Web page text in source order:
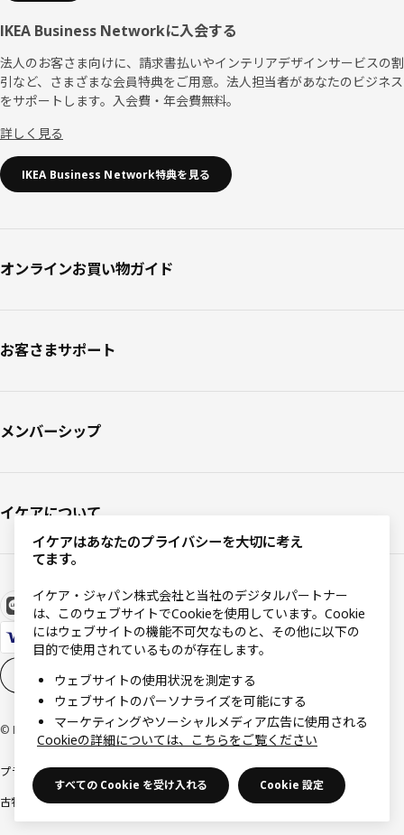
IKEA Business Networkに入会する
法人のお客さま向けに、請求書払いやインテリアデザインサービスの割
引など、さまざまな会員特典をご用意。法人担当者があなたのビジネス
をサポートします。入会費・年会費無料。
詳しく見る
IKEA Business Network特典を見る
オンラインお買い物ガイド
お客さまサポート
メンバーシップ
イケアについて
Cookieの設定 JA
© Inter IKEA Systems B.V 1999-2026
プライバシーポリシー利用規約Cookieポリシー
特定商取引法に基づく表記
古物営業法に基づく表記
イケアはあなたのプライバシーを大切に考え
てます。
イケア・ジャパン株式会社と当社のデジタルパートナー
は、このウェブサイトでCookieを使用しています。Cookie
にはウェブサイトの機能不可欠なものと、その他に以下の
目的で使用されているものが存在します。
ウェブサイトの使用状況を測定する
ウェブサイトのパーソナライズを可能にする
マーケティングやソーシャルメディア広告に使用される
Cookieの詳細については、こちらをご覧ください
すべての Cookie を受け入れる Cookie 設定